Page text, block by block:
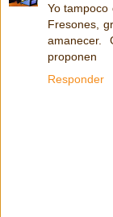
Yo
Fresones,
amanecer.
proponen
Responder